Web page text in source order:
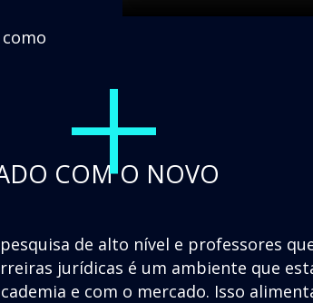
+
COM O NOVO
de alto nível e professores
jurídicas é um ambiente que
e com o mercado. Isso